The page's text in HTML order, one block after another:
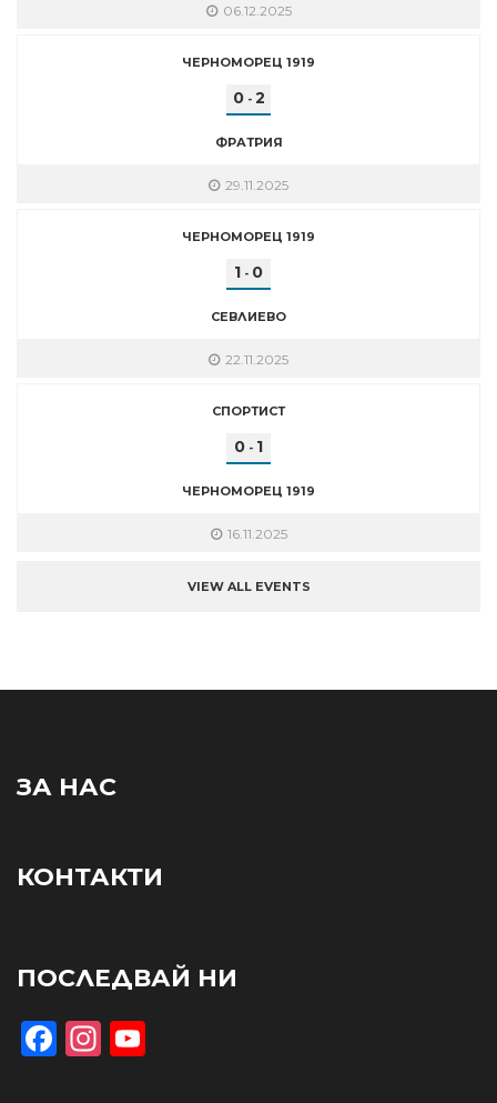
06.12.2025
ЧЕРНОМОРЕЦ 1919
0- 2
ФРАТРИЯ
29.11.2025
ЧЕРНОМОРЕЦ 1919
1 - 0
СЕВЛИЕВО
22.11.2025
СПОРТИСТ
0 - 1
ЧЕРНОМОРЕЦ 1919
16.11.2025
VIEW ALL EVENTS
ЗА НАС
КОНТАКТИ
ПОСЛЕДВАЙ НИ
Facebook
Instagram